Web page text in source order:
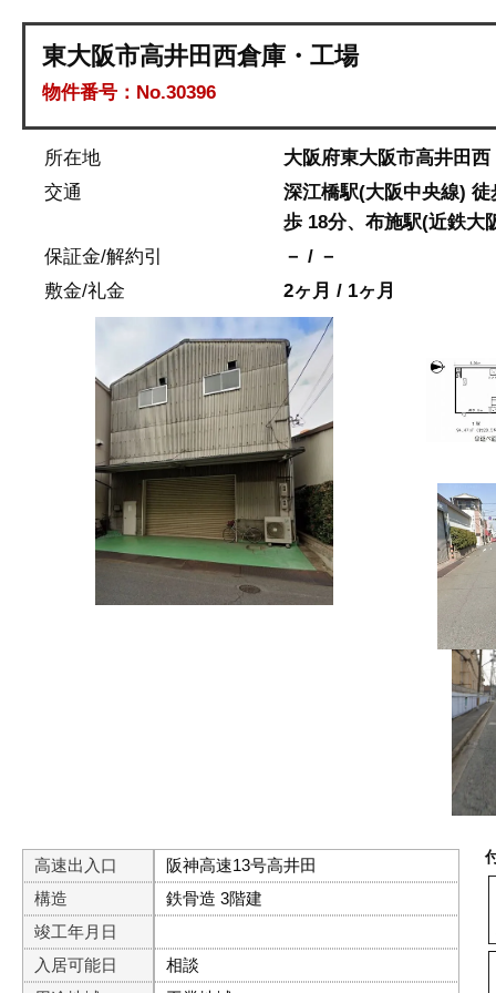
東大阪市高井田西倉庫・工場
物件番号：No.30396
所在地
大阪府東大阪市高井田西
交通
深江橋駅(大阪中央線)
歩 18分、布施駅(近鉄大
保証金/解約引
－ / －
敷金/礼金
2ヶ月 / 1ヶ月
高速出入口
阪神高速13号高井田
構造
鉄骨造 3階建
竣工年月日
入居可能日
相談